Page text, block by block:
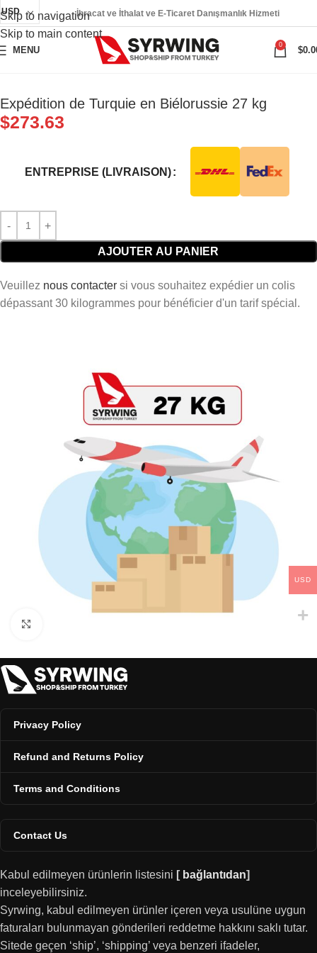
Skip to navigation
Skip to main content
USD İhracat ve İthalat ve E-Ticaret Danışmanlık Hizmeti
MENU
0
$
Expédition de Turquie en Biélorussie 27 kg
$273.63
ENTREPRISE (LIVRAISON)
AJOUTER AU PANIER
Veuillez nous contacter si vous souhaitez expédier un colis
dépassant 30 kilogrammes pour bénéficier d'un tarif spécial.
Privacy Policy
Refund and Returns Policy
Terms and Conditions
Contact Us
Kabul edilmeyen ürünlerin listesini [ bağlantıdan]
inceleyebilirsiniz.
Syrwing, kabul edilmeyen ürünler içeren veya usulüne uygun
faturaları bulunmayan gönderileri reddetme hakkını saklı tutar.
Sitede geçen ‘ship’, ‘shipping’ veya benzeri ifadeler,
USD